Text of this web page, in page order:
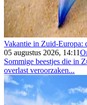
Vakantie in Zuid-Europa:
05 augustus 2026, 14:11
Sommige beestjes die in
overlast veroorzaken...